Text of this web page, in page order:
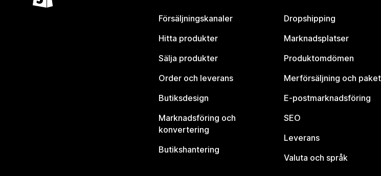
Försäljningskanaler
Hitta produkter
Sälja produkter
Order och leverans
Butiksdesign
Marknadsföring och
konvertering
Butikshantering
Dropshipping
Marknadsplatser
Produktomdömen
Merförsäljning och paket
E-postmarknadsföring
SEO
Leverans
Valuta och språk